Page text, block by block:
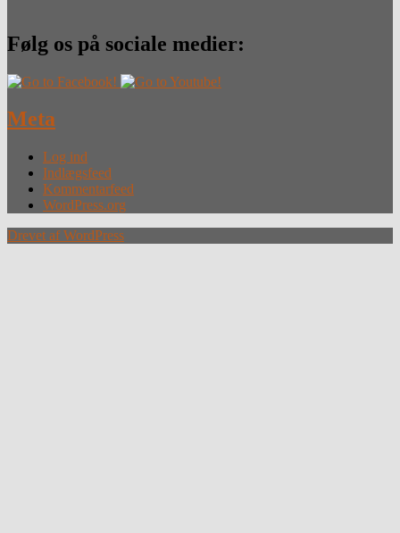
Følg os på sociale medier:
Meta
Log ind
Indlægsfeed
Kommentarfeed
WordPress.org
Drevet af WordPress